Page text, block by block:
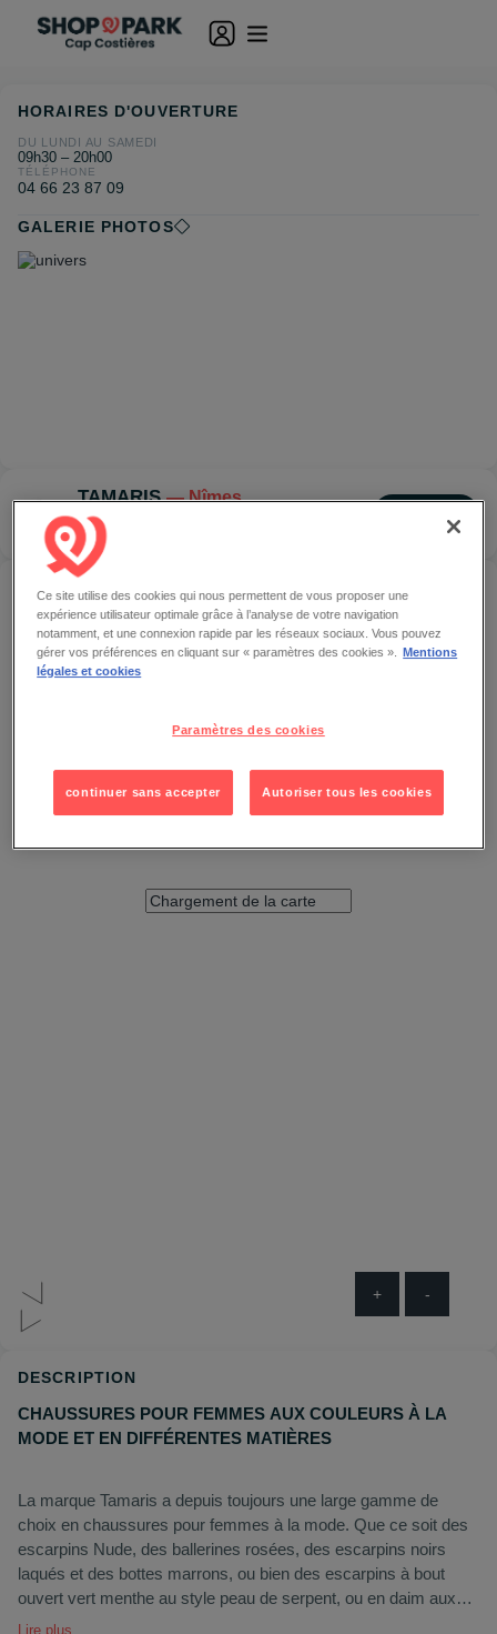
TAMARIS— Nîmes
OUVERT
+ -
HORAIRES D'OUVERTURE
DU LUNDI AU SAMEDI
09h30 – 20h00
TÉLÉPHONE
04 66 23 87 09
GALERIE PHOTOS
DESCRIPTION
CHAUSSURES POUR FEMMES AUX COULEURS À LA
MODE ET EN DIFFÉRENTES MATIÈRES
La marque Tamaris a depuis toujours une large gamme de
choix en chaussures pour femmes à la mode. Que ce soit des
escarpins Nude, des ballerines rosées, des escarpins noirs
laqués et des bottes marrons, ou bien des escarpins à bout
ouvert vert menthe au style peau de serpent, ou en daim aux
motifs léopard ou des sandales à talons de couleur métallique,
Lire plus
Ce site utilise des cookies qui nous permettent de vous proposer une
expérience utilisateur optimale grâce à l’analyse de votre navigation
notamment, et une connexion rapide par les réseaux sociaux. Vous pouvez
gérer vos préférences en cliquant sur « paramètres des cookies ».
Mentions
légales et cookies
Paramètres des cookies
continuer sans accepter Autoriser tous les cookies